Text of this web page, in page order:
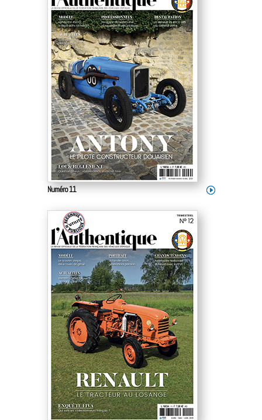
Numéro 11